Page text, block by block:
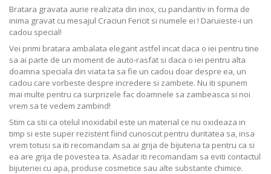
Bratara gravata aurie realizata din inox, cu pandantiv in forma de
inima gravat cu mesajul Craciun Fericit si numele ei ! Daruieste-i un
cadou special!
Vei primi bratara ambalata elegant astfel incat daca o iei pentru tine
sa ai parte de un moment de auto-rasfat si daca o iei pentru alta
doamna speciala din viata ta sa fie un cadou doar despre ea, un
cadou care vorbeste despre incredere si zambete. Nu iti spunem
mai multe pentru ca surprizele fac doamnele sa zambeasca si noi
vrem sa te vedem zambind!
Stim ca stii ca otelul inoxidabil este un material ce nu oxideaza in
timp si este super rezistent fiind cunoscut pentru duritatea sa, insa
vrem totusi sa iti recomandam sa ai grija de bijuteria ta pentru ca si
ea are grija de povestea ta. Asadar iti recomandam sa eviti contactul
bijuteriei cu apa, produse cosmetice sau alte substante chimice.